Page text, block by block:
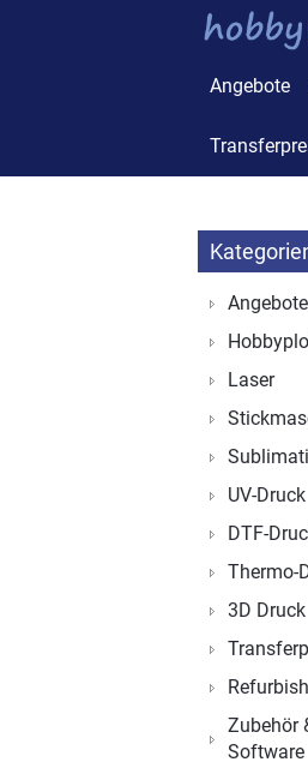
Angebote
Angebote
Laser
UV-Druck
DTF-
Thermo-
3D Druck
Zubehör
Software